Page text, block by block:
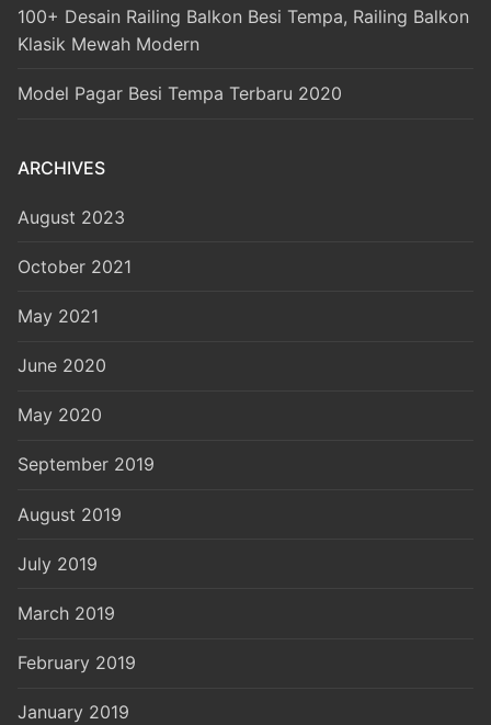
100+ Desain Railing Balkon Besi Tempa, Railing Balkon
Klasik Mewah Modern
Model Pagar Besi Tempa Terbaru 2020
ARCHIVES
August 2023
October 2021
May 2021
June 2020
May 2020
September 2019
August 2019
July 2019
March 2019
February 2019
January 2019